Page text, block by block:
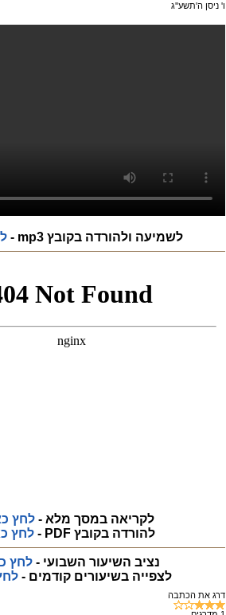
ו' ניסן ה'תשע''ג
לשמיעה ולהורדה בקובץ mp3 -
לקריאה במסך מלא - לחץ
להורדה בקובץ PDF -
לחץ
נציב השיעור השבועי - לחץ
לצפייהבשיעורים קודמים -
דרג את הכתבה